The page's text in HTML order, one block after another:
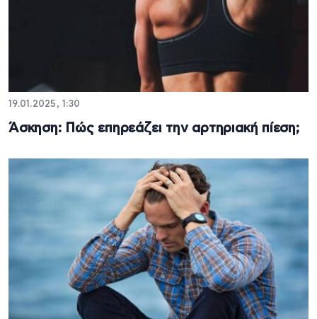
19.01.2025, 1:30
Άσκηση: Πώς επηρεάζει την αρτηριακή πίεση;